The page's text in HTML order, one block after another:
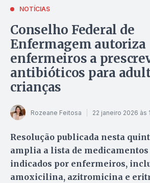
NOTÍCIAS
Conselho Federal de
Enfermagem autoriza
enfermeiros a
antibióticos para
crianças
Rozeane Feitosa 22 janeiro 2026 às
Resolução publicada nesta
amplia a lista de medicamentos
indicados por enfermeiros,
amoxicilina, azitromicina e